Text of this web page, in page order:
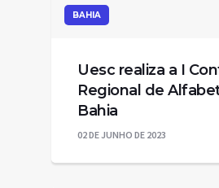
BAHIA
Uesc realiza a I
Regional de
Bahia
02 DE JUNHO DE 2023